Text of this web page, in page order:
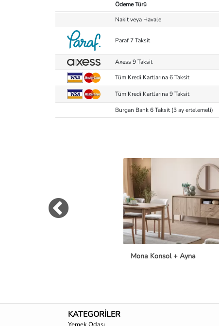
Ödeme Türü
Nakit veya Havale
Paraf 7 Taksit
Axess 9 Taksit
Tüm Kredi Kartlarına 6 Taksit
Tüm Kredi Kartlarına 9 Taksit
Burgan Bank 6 Taksit (3 ay ertelemeli)
Mona Konsol + Ayna
KATEGORİLER